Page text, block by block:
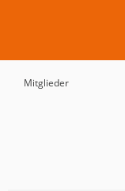
Mitglieder